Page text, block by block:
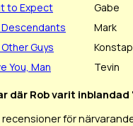
to Expect
Gabe
Mark
Guys
You, Man
Tevin
där Rob varit inblandad
för